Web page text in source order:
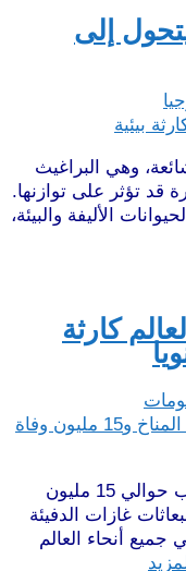
إلى
وهي البراغيث
قد تؤثر على توازنها.
الأليفة والبيئة،
كارثة
خلصت دراسة حديثة إلى أنه يمكن تجنب حوالي 15 مليون
غازات الدفيئة
في جميع أنحاء العالم